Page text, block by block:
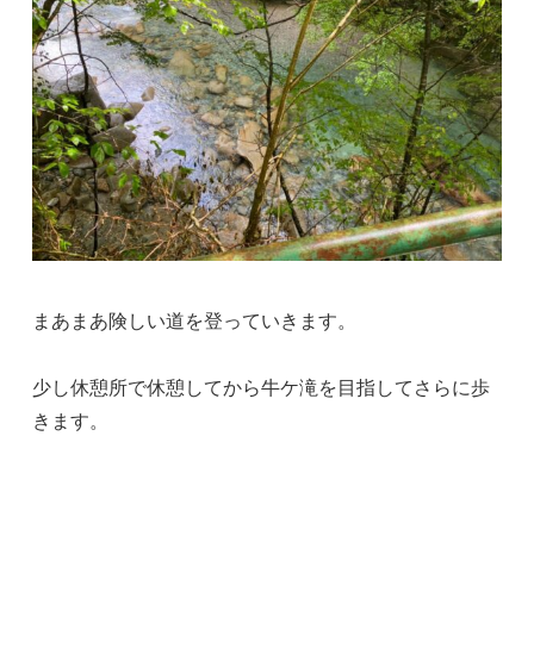
まあまあ険しい道を登っていきます。
少し休憩所で休憩してから牛ケ滝を目指してさらに歩
きます。